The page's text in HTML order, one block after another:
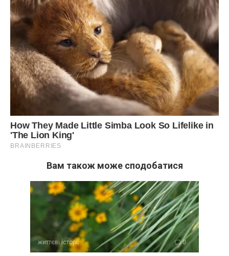
Вам також може сподобатися
життєві історії 0